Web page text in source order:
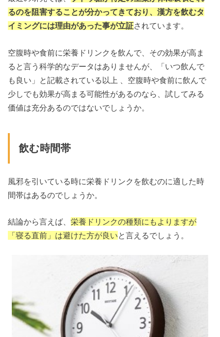
るのを阻害することが分かってきており、漢方を飲むタ
イミングには理由があった事が立証されています。
空腹時や食前に栄養ドリンクを飲んで、その効果が高ま
ると言う科学的なデータはありませんが、「いつ飲んで
も良い」と記載されている以上 、空腹時や食前に飲んで
少しでも効果が高まる可能性があるのなら、試してみる
価値は充分あるのではないでしょうか。
飲む時間帯
風邪を引いている時に栄養ドリンクを飲むのに適した時
間帯はあるのでしょうか。
結論から言えば、栄養ドリンクの種類にもよりますが
「寝る直前」は避けた方が良いと言えるでしょう。